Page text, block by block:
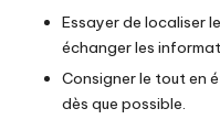
Essayer de localiser
échanger les
Consigner le tout en
dès que possible.